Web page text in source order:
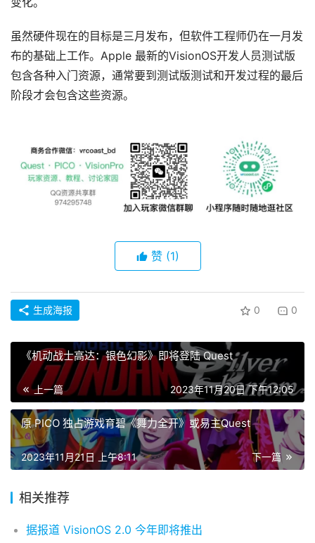
设
备
排
名
论
坛
登录 注册
虽然硬件现在的目标是三月发布，但软件工程师仍在一月发
布的基础上工作。Apple 最新的VisionOS开发人员测试版
包含各种入门资源，通常要到测试版测试和开发过程的最后
阶段才会包含这些资源。
赞 (1)
生成海报 0 0
《机动战士高达：银色幻影》即将登陆 Quest
上一篇 2023年11月20日 下午12:05
原 PICO 独占游戏育碧《舞力全开》或易主Quest
下一篇
2023年11月21日 上午8:11
相关推荐
据报道 VisionOS 2.0 今年即将推出